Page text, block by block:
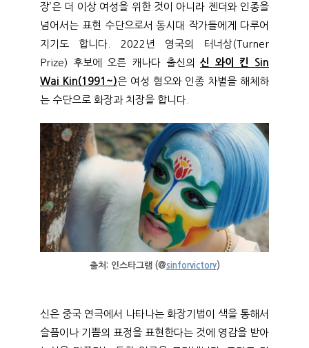
장’은 더 이상 여성을 위한 것이 아니라 젠더와 인종을
넘어서는 표현 수단으로서 동시대 작가들에게 다루어
지기도 합니다. 2022년 영국의 터너상(Turner
Prize) 후보에 오른 캐나다 출신의신 와이 킨 Sin
Wai Kin(1991~)은 여성 혐오와 인종 차별을 해체하
는 수단으로 화장과 치장을 합니다.
출처: 인스타그램 (@sinforvictory)
신은 중국 연극에서 나타나는 화장기법이 색을 통해서
슬픔이나 기쁨의 표정을 표현한다는 것에 영감을 받아